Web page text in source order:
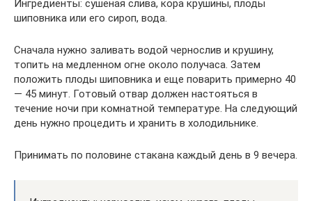
Ингредиенты: сушеная слива, кора крушины, плоды
шиповника или его сироп, вода.
Сначала нужно заливать водой чернослив и крушину,
топить на медленном огне около получаса. Затем
положить плоды шиповника и еще поварить примерно 40
— 45 минут. Готовый отвар должен настояться в
течение ночи при комнатной температуре. На следующий
день нужно процедить и хранить в холодильнике.
Принимать по половине стакана каждый день в 9 вечера.